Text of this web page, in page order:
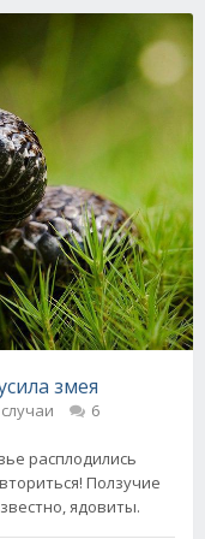
змея
6
расплодились
Ползучие